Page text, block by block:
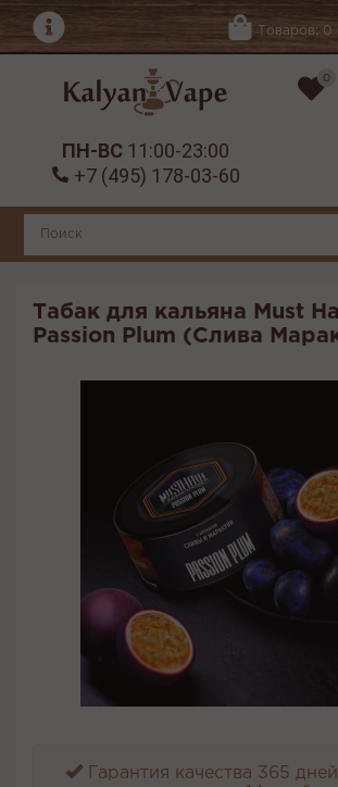
Товаров: 0
0
ПН-ВС 11:00-23:00
+7 (495) 178-03-60
Табак для кальяна Must
Passion Plum (Слива
Гарантия качества 365